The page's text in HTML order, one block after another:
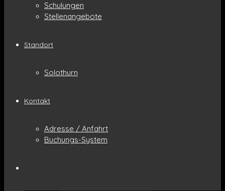
Schulungen
Stellenangebote
Standort
Solothurn
Kontakt
Adresse / Anfahrt
Buchungs-System